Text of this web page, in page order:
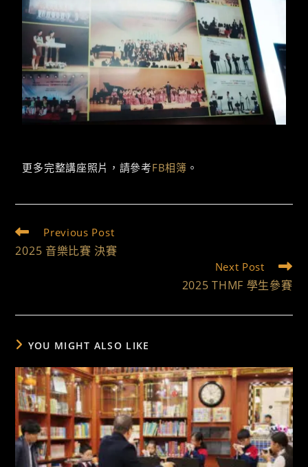
更多完整講座照片，請參考FB相簿 。
Previous Post
2025 音樂比賽 決賽
Next Post
2025 THMF 學生參賽
YOU MIGHT ALSO LIKE